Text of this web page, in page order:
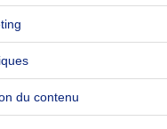
LinkedIn
SA © 2026 - Tous
Gestion des
de fonctionnement et